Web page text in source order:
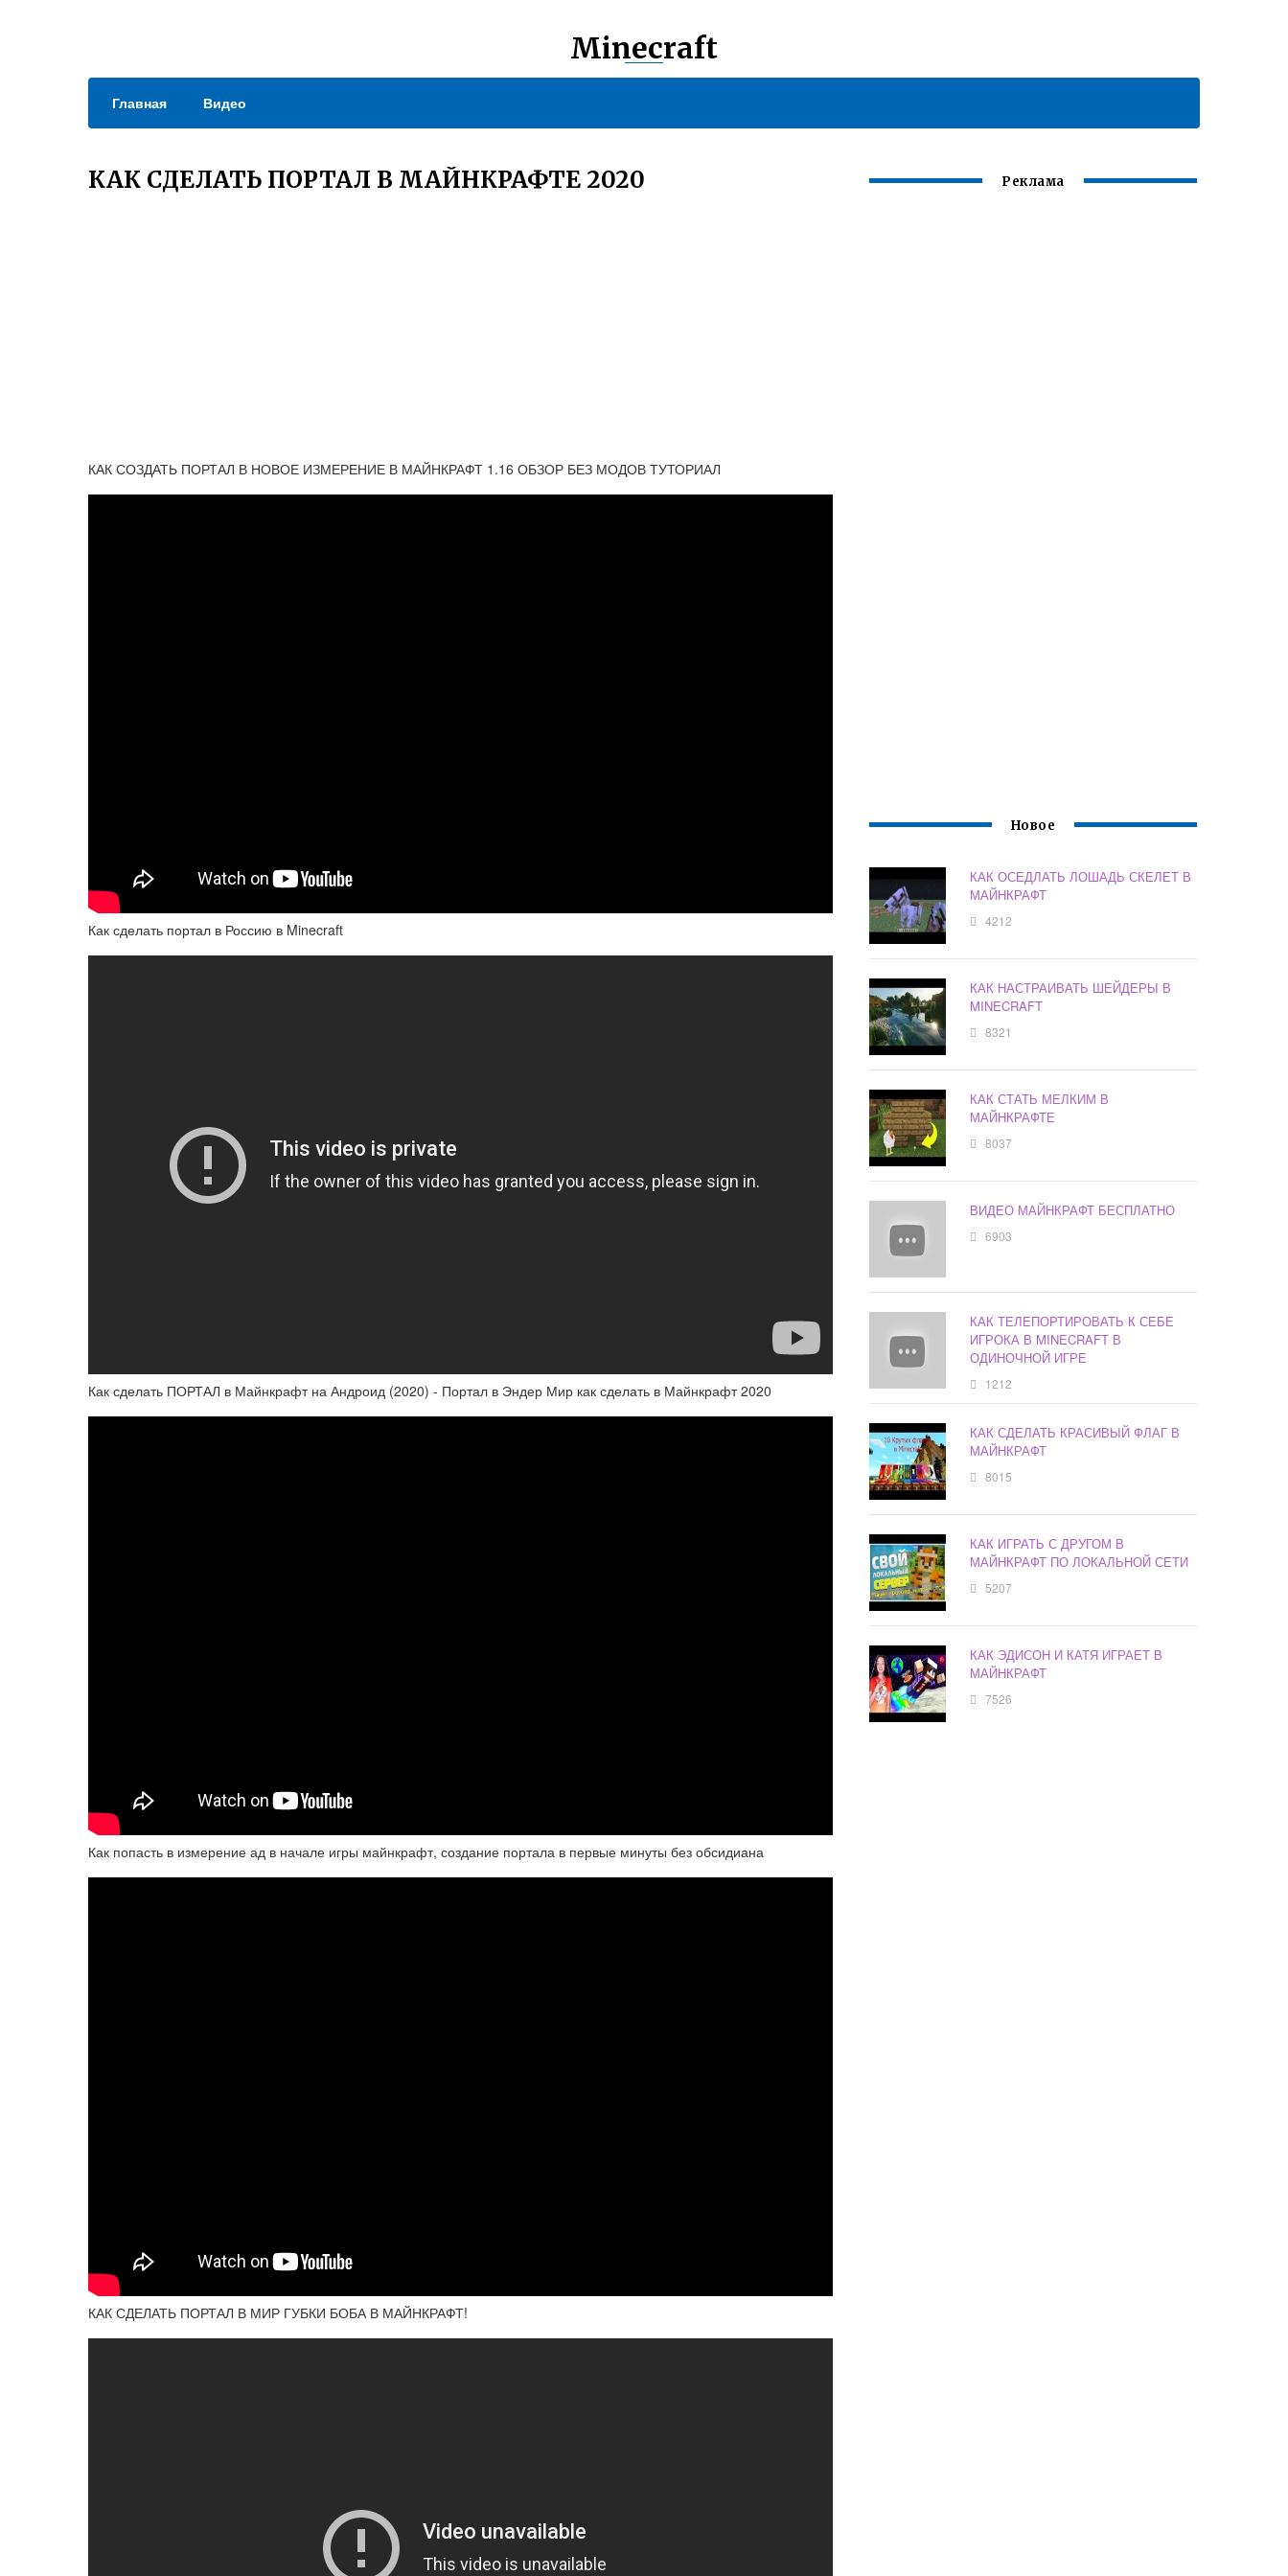
Minecraft
Главная Видео
КАК СДЕЛАТЬ ПОРТАЛ В МАЙНКРАФТЕ 2020
КАК СОЗДАТЬ ПОРТАЛ В НОВОЕ ИЗМЕРЕНИЕ В МАЙНКРАФТ 1.16 ОБЗОР БЕЗ МОДОВ ТУТОРИАЛ
Как сделать портал в Россию в Minecraft
Как сделать ПОРТАЛ в Майнкрафт на Андроид (2020) - Портал в Эндер Мир как сделать в Майнкрафт 2020
Как попасть в измерение ад в начале игры майнкрафт, создание портала в первые минуты без обсидиана
КАК СДЕЛАТЬ ПОРТАЛ В МИР ГУБКИ БОБА В МАЙНКРАФТ!
Реклама
Новое
КАК ОСЕДЛАТЬ ЛОШАДЬ СКЕЛЕТ В
МАЙНКРАФТ
4212
КАК НАСТРАИВАТЬ ШЕЙДЕРЫ В
MINECRAFT
8321
КАК СТАТЬ МЕЛКИМ В
МАЙНКРАФТЕ
8037
ВИДЕО МАЙНКРАФТ БЕСПЛАТНО
6903
КАК ТЕЛЕПОРТИРОВАТЬ К СЕБЕ
ИГРОКА В MINECRAFT В
ОДИНОЧНОЙ ИГРЕ
1212
КАК СДЕЛАТЬ КРАСИВЫЙ ФЛАГ В
МАЙНКРАФТ
8015
КАК ИГРАТЬ С ДРУГОМ В
МАЙНКРАФТ ПО ЛОКАЛЬНОЙ СЕТИ
5207
КАК ЭДИСОН И КАТЯ ИГРАЕТ В
МАЙНКРАФТ
7526